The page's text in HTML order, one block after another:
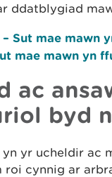
ddatblygiad
Sut mae mawn
mae mawn yn
ac
byd
yr ucheldir ac
cynnig ar